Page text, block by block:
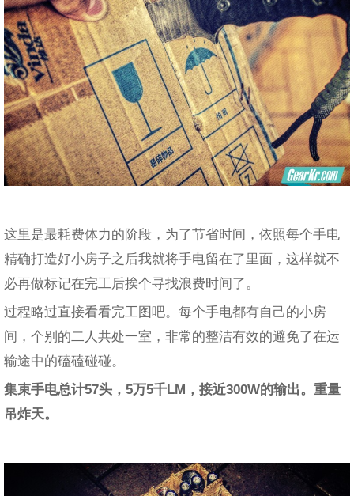
这里是最耗费体力的阶段，为了节省时间，依照每个手电
精确打造好小房子之后我就将手电留在了里面，这样就不
必再做标记在完工后挨个寻找浪费时间了。
过程略过直接看看完工图吧。每个手电都有自己的小房
间，个别的二人共处一室，非常的整洁有效的避免了在运
输途中的磕磕碰碰。
集束手电总计57头，5万5千LM，接近300W的输出。重量
吊炸天。